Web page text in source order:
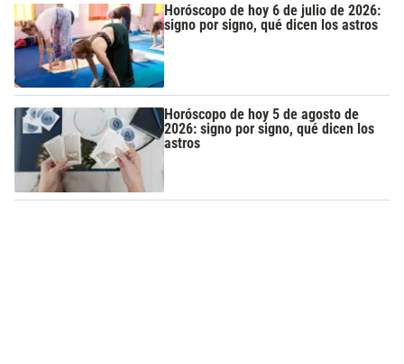
Horóscopo de hoy 6 de julio de 2026:
signo por signo, qué dicen los astros
Horóscopo de hoy 5 de agosto de
2026: signo por signo, qué dicen los
astros